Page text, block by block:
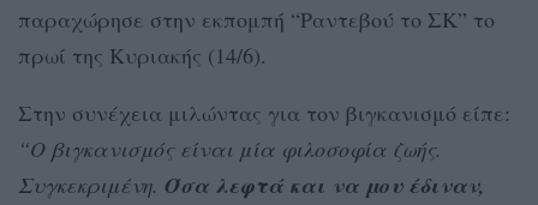
παραχώρησε στην εκπομπή “Ραντεβού το ΣΚ” το
πρωί της Κυριακής (14/6).
Στην συνέχεια μιλώντας για τον βιγκανισμό είπε:
“Ο βιγκανισμός είναι μία φιλοσοφία ζωής.
Συγκεκριμένη. Όσα λεφτά και να μου έδιναν,